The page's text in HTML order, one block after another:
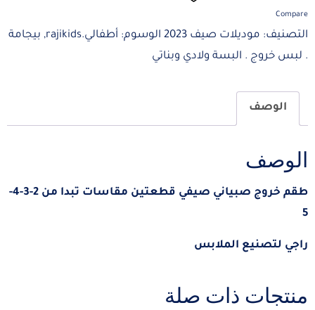
Compare
التصنيف: موديلات صيف 2023 الوسوم: أطفالي.rajikids , بيجامة
. لبس خروج . البسة ولادي وبناتي
الوصف
الوصف
طقم خروج صبياني صيفي قطعتين مقاسات تبدا من 2-3-4-
5
راجي لتصنيع الملابس
منتجات ذات صلة